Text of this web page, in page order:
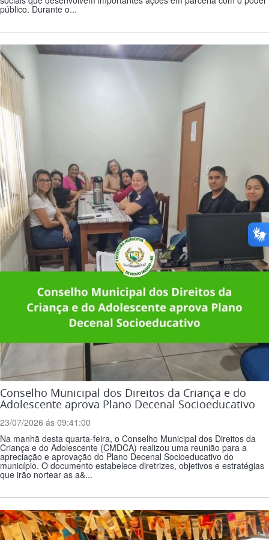
público. Durante o...
Conselho Municipal dos Direitos da Criança e do
Adolescente aprova Plano Decenal Socioeducativo
23/07/2026 ás 09:41:00
Na manhã desta quarta-feira, o Conselho Municipal dos Direitos da
Criança e do Adolescente (CMDCA) realizou uma reunião para a
apreciação e aprovação do Plano Decenal Socioeducativo do
município. O documento estabelece diretrizes, objetivos e estratégias
que irão nortear as a&...